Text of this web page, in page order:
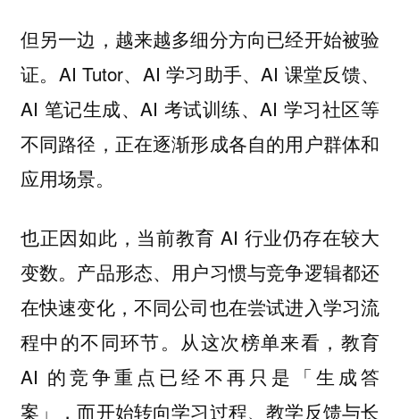
但另一边，越来越多细分方向已经开始被验
证。AI Tutor、AI 学习助手、AI 课堂反馈、
AI 笔记生成、AI 考试训练、AI 学习社区等
不同路径，正在逐渐形成各自的用户群体和
应用场景。
也正因如此，当前教育 AI 行业仍存在较大
变数。产品形态、用户习惯与竞争逻辑都还
在快速变化，不同公司也在尝试进入学习流
程中的不同环节。从这次榜单来看，教育
AI 的竞争重点已经不再只是「生成答
案」，而开始转向学习过程、教学反馈与长